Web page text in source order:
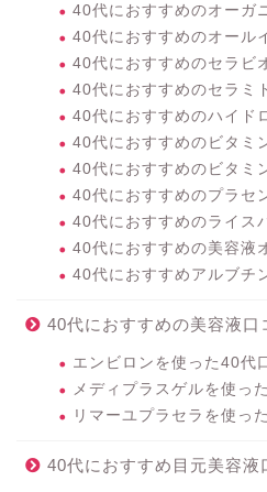
40代におすすめのオーガ
40代におすすめのオール
40代におすすめのセラビ
40代におすすめのセラミ
40代におすすめのハイド
40代におすすめのビタミ
40代におすすめのビタミ
40代におすすめのプラセ
40代におすすめのライス
40代におすすめの美容液
40代におすすめアルブチ
40代におすすめの美容液口
エンビロンを使った40代
メディプラスゲルを使っ
リマーユプラセラを使っ
40代におすすめ目元美容液